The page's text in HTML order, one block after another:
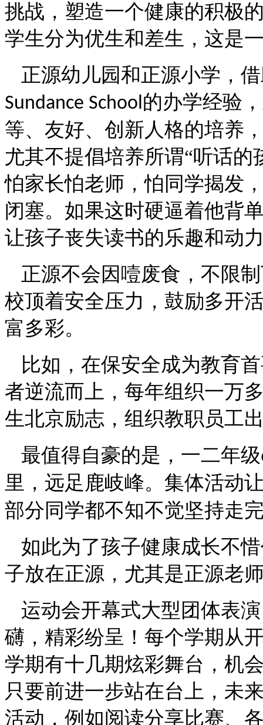
挑战，塑造一个健康的积极
学生分为优生和差生，这是
正源幼儿园和正源小学，
Sundance School的办学经验
等、友好、创新人格的培养
尤其不提倡培养所谓“听话
怕家长怕老师，怕同学揭发
闭塞。如果这时硬逼着他背
让孩子丧失读书的乐趣和动
正源不会因噎废食，不限
校顶着安全压力，鼓励多开
富多彩。
比如，在保安全成为教育
者逆流而上，每年组织一万
生北京励志，组织教职员工
最值得自豪的是，一二年级
里，远足鹿岐峰。集体活动
部分同学都不知不觉坚持走
如此为了孩子健康成长不
子放在正源，尤其是正源老
运动会开幕式大型团体表
礴，精彩纷呈！每个学期从
学期有十几期炫彩舞台，机
只要前进一步站在台上，未
活动，例如阅读分享比赛、